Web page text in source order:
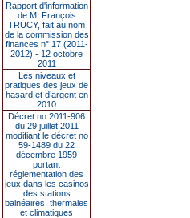
Rapport d'information
de M. François
TRUCY, fait au nom
de la commission des
finances n° 17 (2011-
2012) - 12 octobre
2011
Les niveaux et
pratiques des jeux de
hasard et d’argent en
2010
Décret no 2011-906
du 29 juillet 2011
modifiant le décret no
59-1489 du 22
décembre 1959
portant
réglementation des
jeux dans les casinos
des stations
balnéaires, thermales
et climatiques